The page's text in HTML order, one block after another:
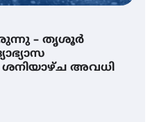
– തൃശൂർ
അവധി
കവിതാസംഗമം
ചർച്ച കാട്ടൂർ, ടി. കെ.
16ന്